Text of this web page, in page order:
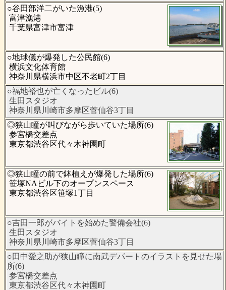
○谷田部洋二がいた漁港(5)
富津漁港
千葉県富津市富津
○地球儀が爆発した公民館(6)
横浜文化体育館
神奈川県横浜市中区不老町2丁目
○福地裕也が亡くなったビル(6)
生田スタジオ
神奈川県川崎市多摩区菅仙谷3丁目
◎狭山瞳が叫びながら歩いていた場所(6)
参宮橋交差点
東京都渋谷区代々木神園町
◎狭山瞳の前で鉢植えが爆発した場所(6)
笹塚NAビル下のオープンスペース
東京都渋谷区笹塚1丁目
○吉田一郎がバイトを始めた警備会社(6)
生田スタジオ
神奈川県川崎市多摩区菅仙谷3丁目
○田中愛之助が狭山瞳に南武デパートのイラストを見せた場
所(6)
参宮橋交差点
東京都渋谷区代々木神園町